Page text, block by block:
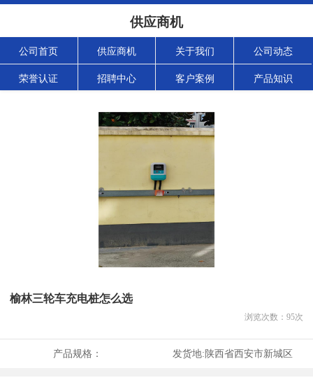
供应商机
公司首页 供应商机 关于我们 公司动态
荣誉认证 招聘中心 客户案例 产品知识
榆林三轮车充电桩怎么选
浏览次数： 95次
产品规格： 发货地:陕西省西安市新城区